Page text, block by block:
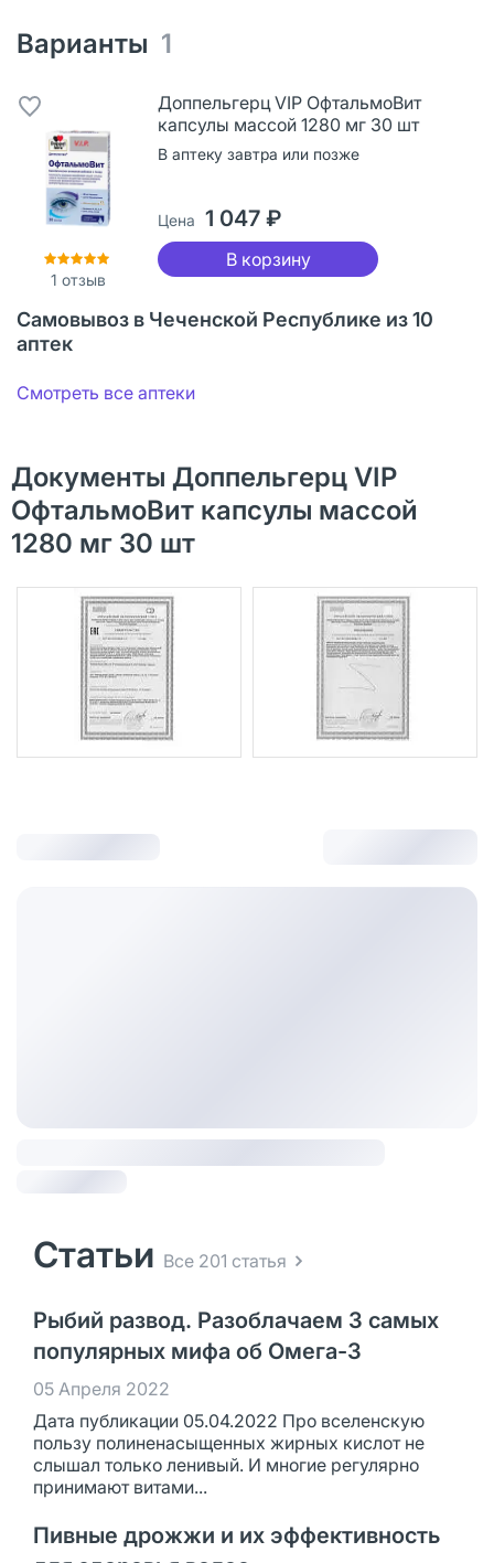
Варианты 1
1 отзыв
Доппельгерц VIP ОфтальмоВит
капсулы массой 1280 мг 30 шт
В аптеку завтра или позже
Цена 1 047 ₽
В корзину
Самовывоз в Чеченской Республике из 10
аптек
Смотреть все аптеки
Документы Доппельгерц VIP
ОфтальмоВит капсулы массой
1280 мг 30 шт
Статьи Все 201 статья
Рыбий развод. Разоблачаем 3 самых
популярных мифа об Омега-3
05 Апреля 2022
Дата публикации 05.04.2022 Про вселенскую
пользу полиненасыщенных жирных кислот не
слышал только ленивый. И многие регулярно
принимают витами...
Пивные дрожжи и их эффективность